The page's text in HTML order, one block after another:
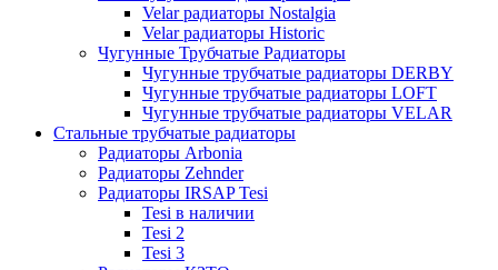
Velar радиаторы Nostalgia
Velar радиаторы Historic
Чугунные Трубчатые Радиаторы
Чугунные трубчатые радиаторы DERBY
Чугунные трубчатые радиаторы LOFT
Чугунные трубчатые радиаторы VELAR
Стальные трубчатые радиаторы
Радиаторы Arbonia
Радиаторы Zehnder
Радиаторы IRSAP Tesi
Tesi в наличии
Tesi 2
Tesi 3